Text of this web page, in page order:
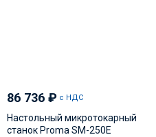
86 736 ₽ с НДС
Настольный микротокарный
станок Proma SM-250E